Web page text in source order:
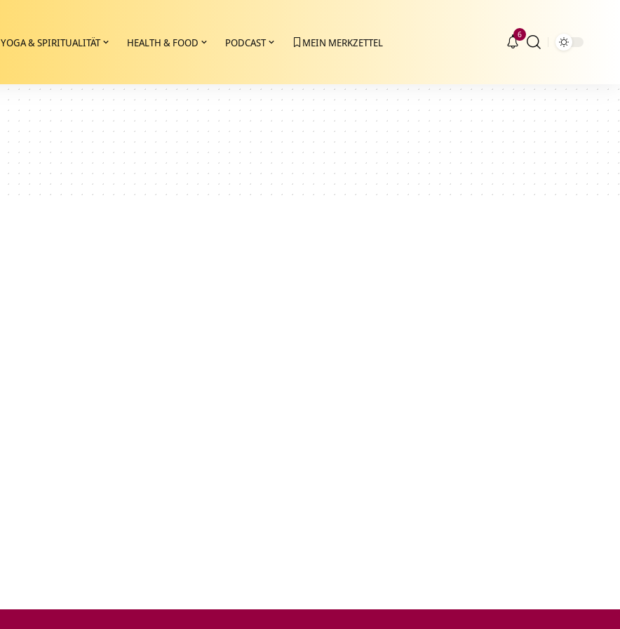
YOGA & SPIRITUALITÄT HEALTH & FOOD PODCAST MEIN MERKZETTEL
6